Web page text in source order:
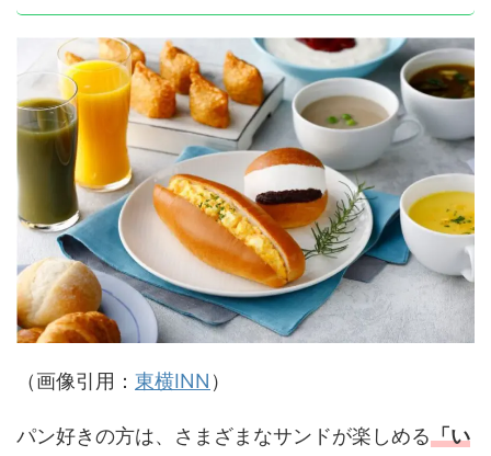
（画像引用： 東横INN ）
パン好きの方は、さまざまなサンドが楽しめる「い